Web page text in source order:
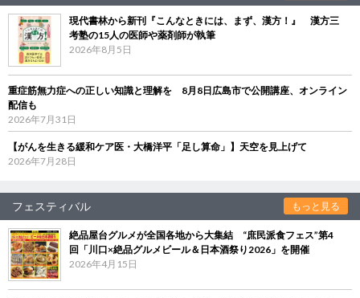
現代書林から新刊『こんなときには、まず、漢方！』 漢方三
考塾の15人の医師や薬剤師が執筆
2026年8月5日
重症筋無力症への正しい知識と理解を 8月8日広島市で公開講座、オンライン
配信も
2026年7月31日
【がんを生きる緩和ケア医・大橋洋平「足し算命」】天空を見上げて
2026年7月28日
フェスティバル もっと見る
絶品屋台グルメが全国各地から大集結 “庶民派食フェス”第4
回「川口×絶品グルメビール＆日本酒祭り2026」を開催
2026年4月15日